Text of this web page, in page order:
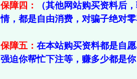
保障四：
（其他网站购买资料后
情，都是自由消费，对骗子绝对
保障五： 在本站购买资料都是自
强迫你帮忙下注等，赚多少都是